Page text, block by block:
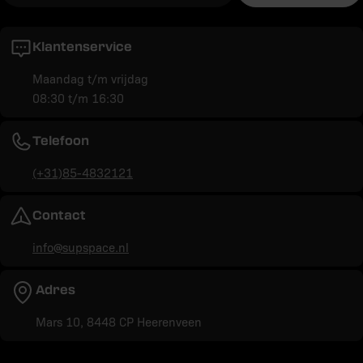
Klantenservice
Maandag t/m vrijdag
08:30 t/m 16:30
Telefoon
(+31)85-4832121
Contact
info@supspace.nl
Adres
Mars 10, 8448 CP Heerenveen